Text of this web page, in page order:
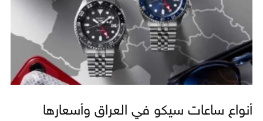
أنواع ساعات سيكو في العراق وأسعارها